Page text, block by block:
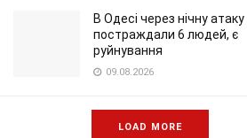
В Одесі через нічну
постраждали 6 людей, є
руйнування
09.08.2026
LOAD MORE